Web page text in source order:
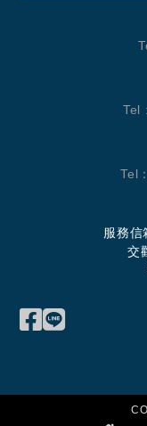
Tel
Tel
服務信
交